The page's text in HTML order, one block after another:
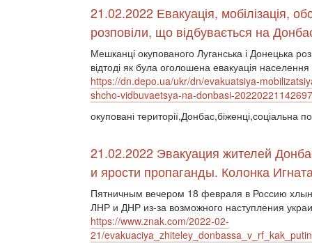
21.02.2022 Евакуація, мобілізація,
розповіли, що відбувається на
Мешканці окупованого Луганська і Донецька
відтоді як була оголошена евакуація населення
https://dn.depo.ua/ukr/dn/evakuatsiya-
shcho-vidbuvaetsya-na-donbasi-
окуповані території,Донбас,біженці,соціальна
21.02.2022 Эвакуация жителей
и ярости пропаганды. Колонка
Пятничным вечером 18 февраля в Россию
ЛНР и ДНР из-за возможного наступления
https://www.znak.com/2022-02-
21/